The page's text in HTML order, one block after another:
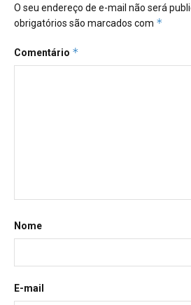
O seu endereço de e-mail não será
obrigatórios são marcados com *
Comentário *
Nome
E-mail